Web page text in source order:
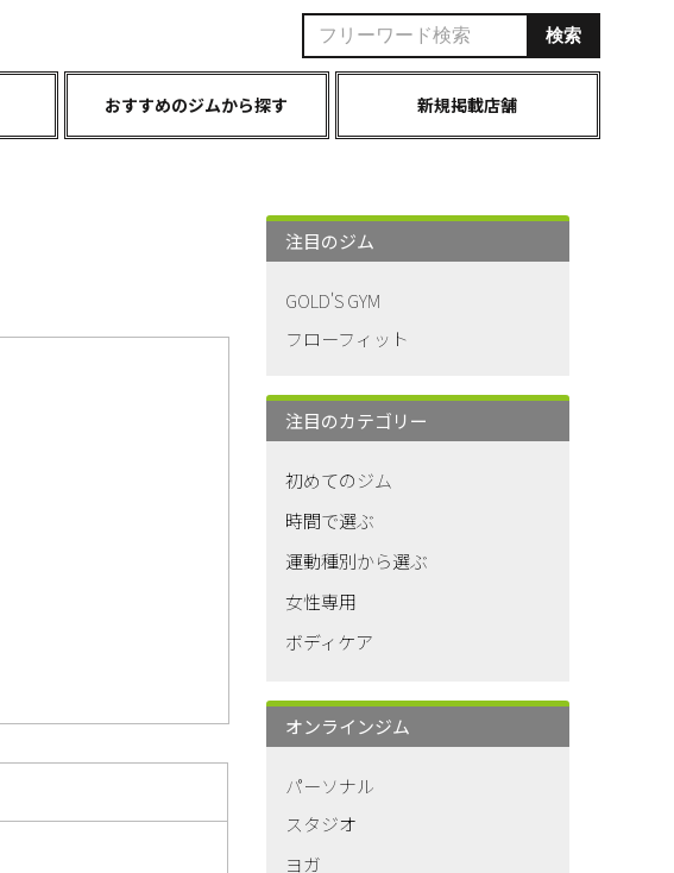
おすすめのジムから探す 新規掲載店舗
注目のジム
GOLD'S GYM
フローフィット
注目のカテゴリー
初めてのジム
時間で選ぶ
運動種別から選ぶ
女性専用
ボディケア
オンラインジム
パーソナル
スタジオ
ヨガ